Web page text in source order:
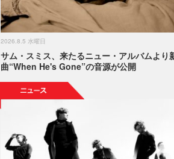
2026.8.5 水曜日
サム・スミス、来たるニュー・アルバムより
曲“When He's Gone”の音源が公開